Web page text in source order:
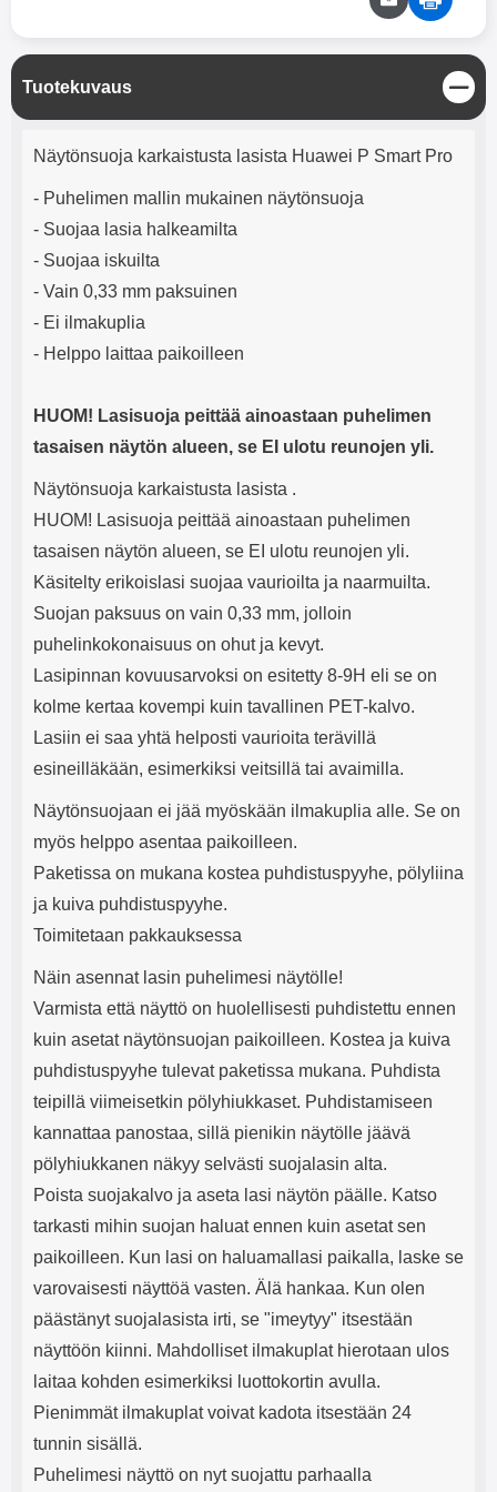
Input: AC100-240V 50/60Hz 0.8A
(15W) 9V/2.0A (18W) 12V/1.5
(18W) Type-C: 5V/3A (PD15W)
20.W Max Johdon pituus: 1 metri
Tuotekuvaus
S
u
l
e
Tuotekuvaus
Näytönsuoja karkaistusta lasista Huawei P Smart Pro
- Puhelimen mallin mukainen näytönsuoja
- Suojaa lasia halkeamilta
- Suojaa iskuilta
- Vain 0,33 mm paksuinen
- Ei ilmakuplia
- Helppo laittaa paikoilleen
HUOM! Lasisuoja peittää ainoastaan puhelimen
tasaisen näytön alueen, se EI ulotu reunojen yli.
Näytönsuoja karkaistusta lasista .
HUOM! Lasisuoja peittää ainoastaan puhelimen
tasaisen näytön alueen, se EI ulotu reunojen yli.
Käsitelty erikoislasi suojaa vaurioilta ja naarmuilta.
Suojan paksuus on vain 0,33 mm, jolloin
puhelinkokonaisuus on ohut ja kevyt.
Lasipinnan kovuusarvoksi on esitetty 8-9H eli se on
kolme kertaa kovempi kuin tavallinen PET-kalvo.
Lasiin ei saa yhtä helposti vaurioita terävillä
esineilläkään, esimerkiksi veitsillä tai avaimilla.
Näytönsuojaan ei jää myöskään ilmakuplia alle. Se on
myös helppo asentaa paikoilleen.
Paketissa on mukana kostea puhdistuspyyhe, pölyliina
ja kuiva puhdistuspyyhe.
Toimitetaan pakkauksessa
Näin asennat lasin puhelimesi näytölle!
Varmista että näyttö on huolellisesti puhdistettu ennen
kuin asetat näytönsuojan paikoilleen. Kostea ja kuiva
puhdistuspyyhe tulevat paketissa mukana. Puhdista
teipillä viimeisetkin pölyhiukkaset. Puhdistamiseen
kannattaa panostaa, sillä pienikin näytölle jäävä
pölyhiukkanen näkyy selvästi suojalasin alta.
Poista suojakalvo ja aseta lasi näytön päälle. Katso
tarkasti mihin suojan haluat ennen kuin asetat sen
paikoilleen. Kun lasi on haluamallasi paikalla, laske se
varovaisesti näyttöä vasten. Älä hankaa. Kun olen
päästänyt suojalasista irti, se "imeytyy" itsestään
näyttöön kiinni. Mahdolliset ilmakuplat hierotaan ulos
laitaa kohden esimerkiksi luottokortin avulla.
Pienimmät ilmakuplat voivat kadota itsestään 24
tunnin sisällä.
Puhelimesi näyttö on nyt suojattu parhaalla